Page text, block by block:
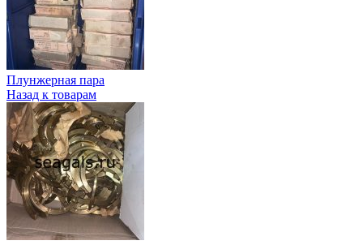
Плунжерная пара
Назад к товарам